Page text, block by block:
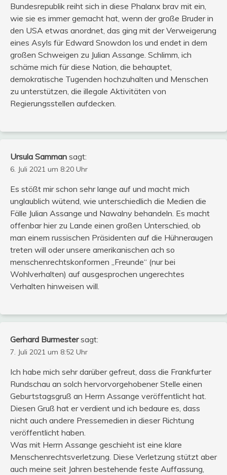
Bundesrepublik reiht sich in diese Phalanx brav mit ein,
wie sie es immer gemacht hat, wenn der große Bruder in
den USA etwas anordnet, das ging mit der Verweigerung
eines Asyls für Edward Snowdon los und endet in dem
großen Schweigen zu Julian Assange. Schlimm, ich
schäme mich für diese Nation, die behauptet,
demokratische Tugenden hochzuhalten und Menschen
zu unterstützen, die illegale Aktivitäten von
Regierungsstellen aufdecken.
Ursula Samman sagt:
6. Juli 2021 um 8:20 Uhr
Es stößt mir schon sehr lange auf und macht mich
unglaublich wütend, wie unterschiedlich die Medien die
Fälle Julian Assange und Nawalny behandeln. Es macht
offenbar hier zu Lande einen großen Unterschied, ob
man einem russischen Präsidenten auf die Hühneraugen
treten will oder unsere amerikanischen ach so
menschenrechtskonformen „Freunde“ (nur bei
Wohlverhalten) auf ausgesprochen ungerechtes
Verhalten hinweisen will.
Gerhard Burmester sagt:
7. Juli 2021 um 8:52 Uhr
Ich habe mich sehr darüber gefreut, dass die Frankfurter
Rundschau an solch hervorvorgehobener Stelle einen
Geburtstagsgruß an Herrn Assange veröffentlicht hat.
Diesen Gruß hat er verdient und ich bedaure es, dass
nicht auch andere Pressemedien in dieser Richtung
veröffentlicht haben.
Was mit Herrn Assange geschieht ist eine klare
Menschenrechtsverletzung. Diese Verletzung stützt aber
auch meine seit Jahren bestehende feste Auffassung,